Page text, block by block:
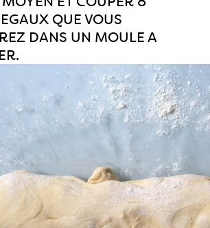
QUE VOUS
DANS UN MOULE A